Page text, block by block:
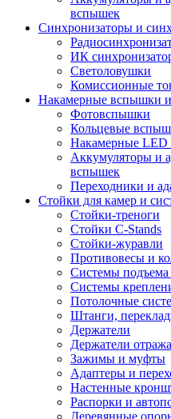
вспышек
Синхронизаторы и
ИК
Светоловушки
Комиссионные
Накамерные вспышки и
Фотовспышки
Кольцевые
Накамерные LED
Аккумуляторы и
вспышек
Переходники и
Стойки для камер и
Стойки-треноги
Стойки C-Stands
Стойки-журавли
Противовесы и
Системы подъема
Системы
Потолочные
Штанги,
Держатели
Держатели
Зажимы и муфты
Адаптеры и
Настенные
Распорки и
Деревянные